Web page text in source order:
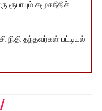
சமூகநீதிச்
தந்தவர்கள் பட்டியல்